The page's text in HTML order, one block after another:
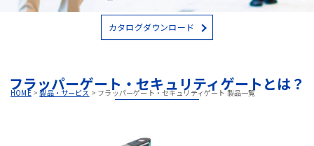
HOME>製品・サービス > フラッパーゲート・セキュリティゲート 製品一覧
カタログダウンロード
フラッパーゲート・セキュリティゲートとは？